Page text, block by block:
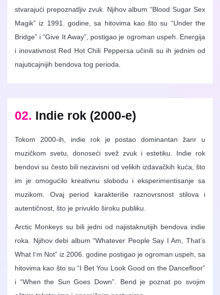
stvarajući prepoznatljiv zvuk. Njihov album “Blood Sugar Sex
Magik” iz 1991. godine, sa hitovima kao što su “Under the
Bridge” i “Give It Away”, postigao je ogroman uspeh. Energija
i inovativnost Red Hot Chili Peppersa učinili su ih jednim od
najuticajnijih bendova tog perioda.
02. Indie rok (2000-e)
Tokom 2000-ih, indie rok je postao dominantan žanr u
muzičkom svetu, donoseći svež zvuk i estetiku. Indie rok
bendovi su često bili nezavisni od velikih izdavačkih kuća, što
im je omogućilo kreativnu slobodu i eksperimentisanje sa
muzikom. Ovaj period karakteriše raznovrsnost stilova i
autentičnost, što je privuklo široku publiku.
Arctic Monkeys su bili jedni od najistaknutijih bendova indie
roka. Njihov debi album “Whatever People Say I Am, That’s
What I’m Not” iz 2006. godine postigao je ogroman uspeh, sa
hitovima kao što su “I Bet You Look Good on the Dancefloor”
i “When the Sun Goes Down”. Bend je poznat po svojim